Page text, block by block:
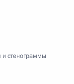
и стенограммы